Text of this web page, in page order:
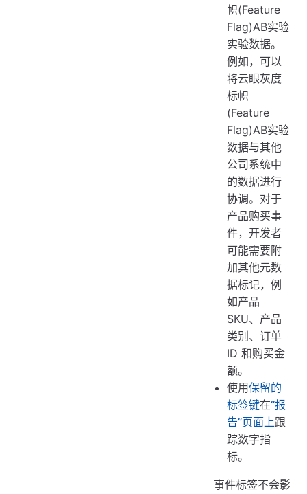
帜(Feature
Flag)AB实验
实验数据。
例如，可以
将云眼灰度
标帜
(Feature
Flag)AB实验
数据与其他
公司系统中
的数据进行
协调。对于
产品购买事
件，开发者
可能需要附
加其他元数
据标记，例
如产品
SKU、产品
类别、订单
ID 和购买金
额。
使用保留的
标签键在“报
告”页面上跟
踪数字指
标。
事件标签不会影